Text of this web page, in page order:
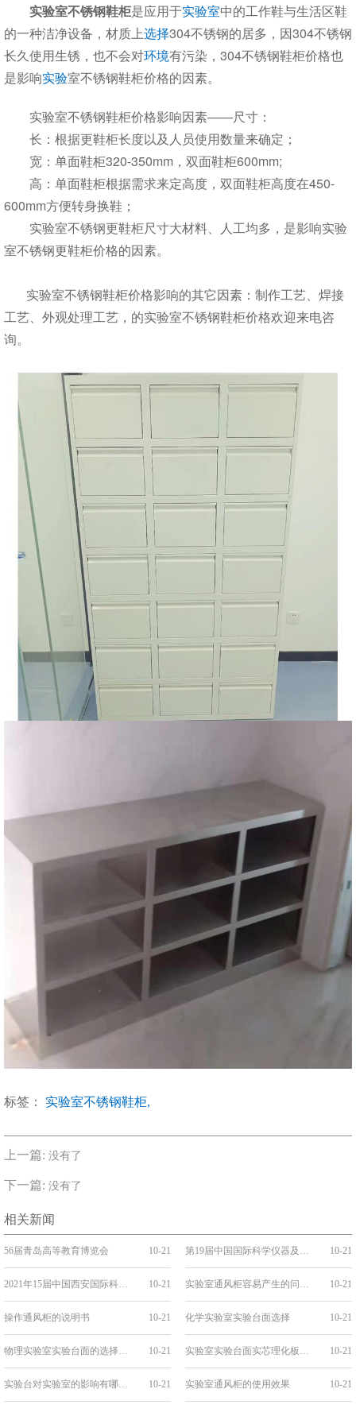
实验室不锈钢鞋柜是应用于实验室中的工作鞋与生活区鞋
的一种洁净设备，材质上选择304不锈钢的居多，因304不锈钢
长久使用生锈，也不会对环境有污染，304不锈钢鞋柜价格也
是影响实验室不锈钢鞋柜价格的因素。
实验室不锈钢鞋柜价格影响因素——尺寸：
长：根据更鞋柜长度以及人员使用数量来确定；
宽：单面鞋柜320-350mm，双面鞋柜600mm;
高：单面鞋柜根据需求来定高度，双面鞋柜高度在450-
600mm方便转身换鞋；
实验室不锈钢更鞋柜尺寸大材料、人工均多，是影响实验
室不锈钢更鞋柜价格的因素。
实验室不锈钢鞋柜价格影响的其它因素：制作工艺、焊接
工艺、外观处理工艺，的实验室不锈钢鞋柜价格欢迎来电咨
询。
标签： 实验室不锈钢鞋柜,
上一篇: 没有了
下一篇: 没有了
相关新闻
56届青岛高等教育博览会 10-21 10-21
10-21 10-21
操作通风柜的说明书 10-21 化学实验室实验台面选择 10-21
10-21 10-21
10-21 实验室通风柜的使用效果 10-21